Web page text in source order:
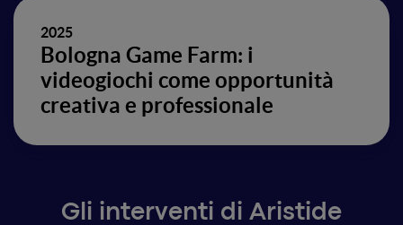
2025
Bologna Game Farm: i
videogiochi come opportunità
creativa e professionale
Gli interventi di Aristide